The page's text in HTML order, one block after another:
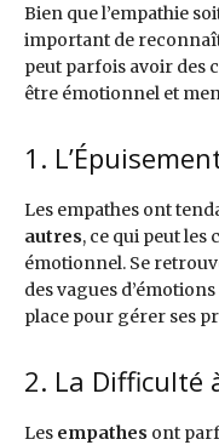
Bien que l’empathie
important de
peut parfois avoir des
être émotionnel et
1.
Les empathes ont
autres, ce qui peut
émotionnel. Se
des vagues
place pour gérer ses
2. La Difficulté
Les empathes ont